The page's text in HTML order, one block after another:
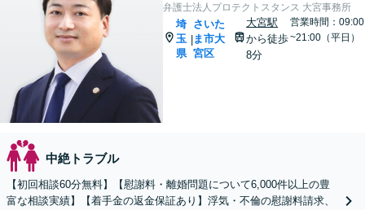
弁護士法人プロテクトスタンス 大宮事務所
埼
玉
県
|
さいた
ま市大
宮区
大宮駅
から徒歩
8分
営業時間：09:00
~21:00（平日）
中絶トラブル
【初回相談60分無料】【慰謝料・離婚問題について6,000件以上の豊
富な相談実績】【着手金の返金保証あり】浮気・不倫の慰謝料請求、